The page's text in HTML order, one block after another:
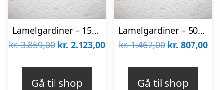
Lamelgardiner – 150×300 – Beige
kr.3.859,00 Den
kr. 2.123,00Den
Gå til shop
Lamelgardiner – 50×80 – Beige
kr.1.467,00 Den
kr. 807,00
Gå til shop